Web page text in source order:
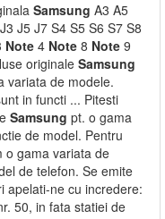
Samsung A3 A5
J5 J7 S4 S5 S6 S7 S8
Note 4 Note 8 Note 9
originale Samsung
variata de modele.
in functi ... Pitesti
Samsung pt. o gama
de model. Pentru
o gama variata de
de telefon. Se emite
apelati-ne cu incredere:
50, in fata statiei de